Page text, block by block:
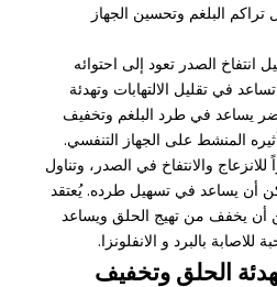
تراكم البلغم وتحسين الجهاز
انتفاخ الصدر تعود إلى احتوائه
في تقليل الالتهابات وتهدئة
يساعد في طرد البلغم وتخفيف
المنشط على الجهاز التنفسي.
والانتفاخ في الصدر، وتناول
أن يساعد في تسهيل طرده. يُعتقد
أن يخفف من تهيج الحلق ويساعد
بالبرد و الانفلونزا.
الحلق وتخفيف